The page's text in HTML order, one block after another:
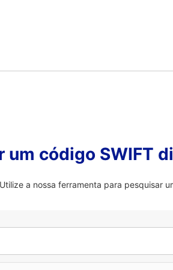
um código SWIFT
a nossa ferramenta para pesquisar